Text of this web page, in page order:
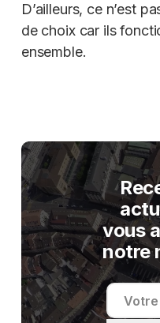
D’ailleurs, ce n’est
de choix car ils
ensemble.
vous
notre